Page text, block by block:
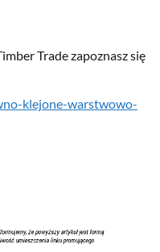
Trade zapoznasz się
klejone-warstwowo-